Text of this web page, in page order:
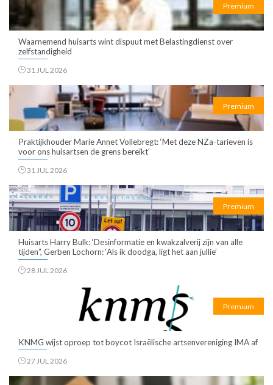
Premium
Waarnemend huisarts wint dispuut met Belastingdienst over
zelfstandigheid
31 JUL 2026
Premium
Praktijkhouder Marie Annet Vollebregt: ‘Met deze NZa-tarieven is
voor ons huisartsen de grens bereikt’
31 JUL 2026
Premium
Huisarts Harry Bulk: ‘Desinformatie en kwakzalverij zijn van alle
tijden”, Gerben Lochorn: ‘Als ik doodga, ligt het aan jullie’
28 JUL 2026
Premium
KNMG wijst oproep tot boycot Israëlische artsenvereniging IMA af
27 JUL 2026